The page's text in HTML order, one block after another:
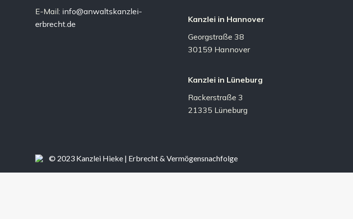
E-Mail: info@anwaltskanzlei-
erbrecht.de
Kanzlei in Hannover
Georgstraße 38
30159 Hannover
Kanzlei in Lüneburg
Rackerstraße 3
21335 Lüneburg
© 2023 Kanzlei Hieke | Erbrecht & Vermögensnachfolge